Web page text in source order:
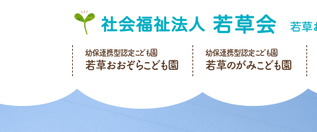
幼保連携型認定こども園
若草おおぞらこども園
幼保連携型認定こども園
若草のがみこども園